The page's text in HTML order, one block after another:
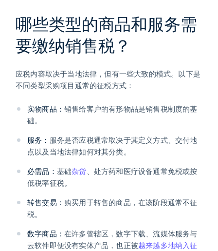
哪些类型的商品和服务需
要缴纳销售税？
应税内容取决于当地法律，但有一些大致的模式。以下是
不同类型采购项目通常的征税方式：
实物商品： 销售给客户的有形物品是销售税制度的基
础。
服务： 服务是否应税通常取决于其定义方式、交付地
点以及当地法律如何对其分类。
必需品： 基础杂货、处方药和医疗设备通常免税或按
低税率征税。
转售交易： 购买用于转售的商品，在该阶段通常不征
税。
数字商品： 在许多管辖区，数字下载、流媒体服务与
云软件即便没有实体产品，也正被越来越多地纳入征